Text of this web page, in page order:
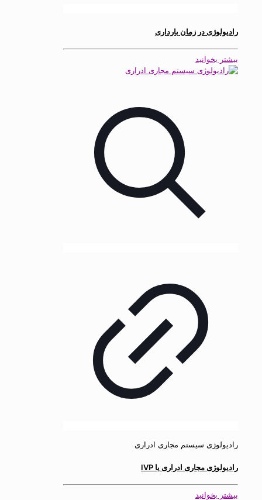
رادیولوژی در زمان بارداری
بیشتر بخوانید
رادیولوژی سیستم مجاری ادراری
رادیولوژی مجاری ادراری یا IVP
بیشتر بخوانید